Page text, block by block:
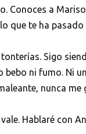
Conoces a
que te ha
Sigo
bebo ni fumo. Ni
nunca me
Hablaré con